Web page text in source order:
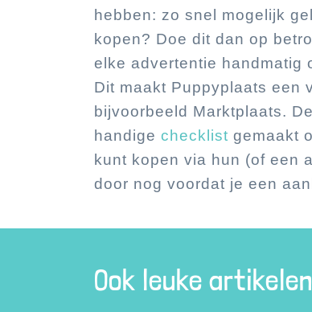
hebben: zo snel mogelijk
kopen? Doe dit dan op
elke advertentie handmatig
Dit maakt Puppyplaats een
bijvoorbeeld Marktplaats.
handige checklist gemaakt
kunt kopen via hun (of een
door nog voordat je een
Ook leuke